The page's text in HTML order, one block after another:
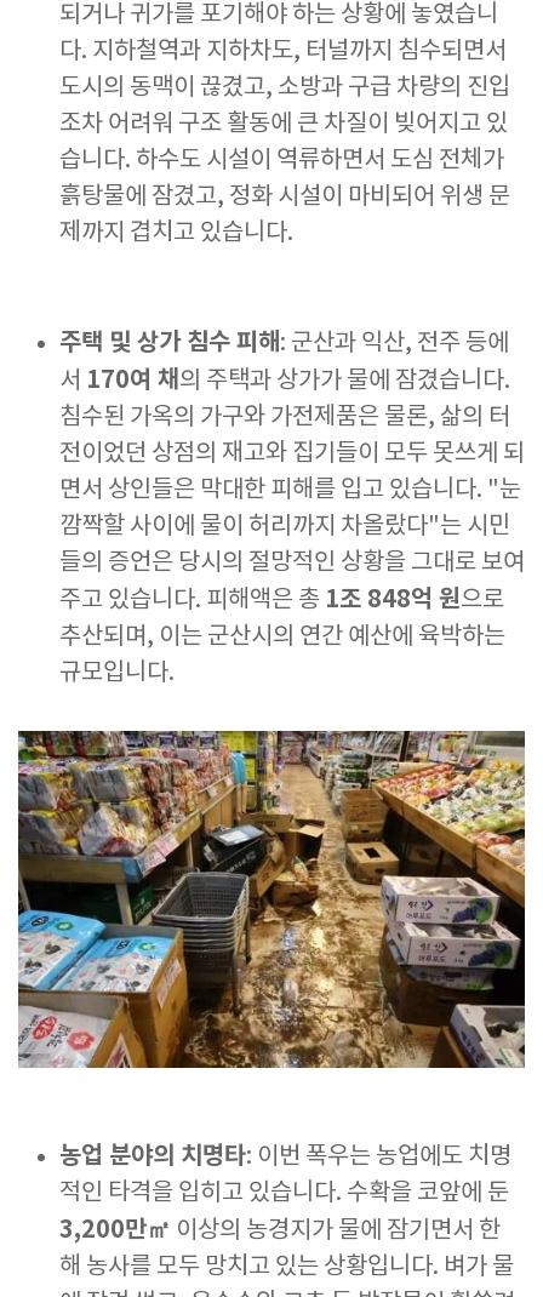
되거나 귀가를 포기해야 하는 상황에 놓였습니
다. 지하철역과 지하차도, 터널까지 침수되면서
도시의 동맥이 끊겼고, 소방과 구급 차량의 진입
조차 어려워 구조 활동에 큰 차질이 빚어지고 있
습니다. 하수도 시설이 역류하면서 도심 전체가
흙탕물에 잠겼고, 정화 시설이 마비되어 위생 문
제까지 겹치고 있습니다.
주택 및 상가 침수 피해: 군산과 익산, 전주 등에
서 170여 채 의 주택과 상가가 물에 잠겼습니다.
침수된 가옥의 가구와 가전제품은 물론, 삶의 터
전이었던 상점의 재고와 집기들이 모두 못쓰게 되
면서 상인들은 막대한 피해를 입고 있습니다. "눈
깜짝할 사이에 물이 허리까지 차올랐다"는 시민
들의 증언은 당시의 절망적인 상황을 그대로 보여
주고 있습니다. 피해액은 총 1조 848억 원으로
추산되며, 이는 군산시의 연간 예산에 육박하는
규모입니다.
농업 분야의 치명타: 이번 폭우는 농업에도 치명
적인 타격을 입히고 있습니다. 수확을 코앞에 둔
3,200만㎡ 이상의 농경지가 물에 잠기면서 한
해 농사를 모두 망치고 있는 상황입니다. 벼가 물